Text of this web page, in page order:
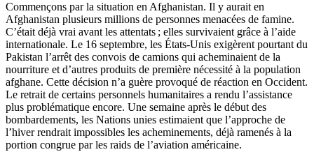
Commençons par la situation en Afghanistan. Il y aurait en
Afghanistan plusieurs millions de personnes menacées de famine.
C’était déjà vrai avant les attentats ; elles survivaient grâce à l’aide
internationale. Le 16 septembre, les États-Unis exigèrent pourtant du
Pakistan l’arrêt des convois de camions qui acheminaient de la
nourriture et d’autres produits de première nécessité à la population
afghane. Cette décision n’a guère provoqué de réaction en Occident.
Le retrait de certains personnels humanitaires a rendu l’assistance
plus problématique encore. Une semaine après le début des
bombardements, les Nations unies estimaient que l’approche de
l’hiver rendrait impossibles les acheminements, déjà ramenés à la
portion congrue par les raids de l’aviation américaine.